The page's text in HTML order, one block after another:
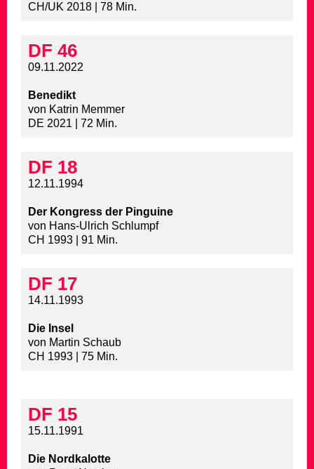
CH/UK 2018 | 78 Min.
DF 46
09.11.2022
Benedikt
von Katrin Memmer
DE 2021 | 72 Min.
DF 18
12.11.1994
Der Kongress der Pinguine
von Hans-Ulrich Schlumpf
CH 1993 | 91 Min.
DF 17
14.11.1993
Die Insel
von Martin Schaub
CH 1993 | 75 Min.
DF 15
15.11.1991
Die Nordkalotte